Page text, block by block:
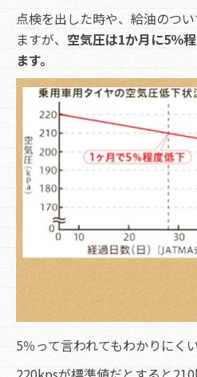
点検を出した時や、給油のつ
ますが、 空気圧は1か月に5％
ます。
5％って言われてもわかりにく